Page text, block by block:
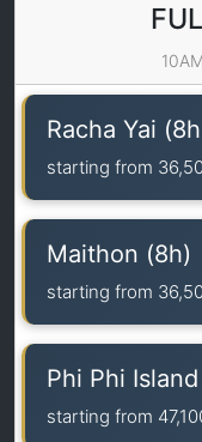
Racha Yai
starting from
Maithon (8h)
starting from
Phi Phi Island
starting from